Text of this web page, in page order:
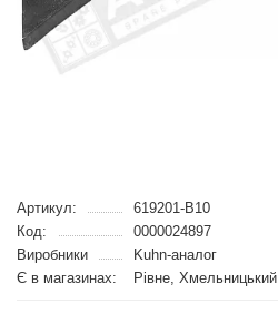
Артикул:
619201-B10
Код:
0000024897
Виробники
Kuhn-аналог
Є в магазинах:
Рівне, Хмельницький